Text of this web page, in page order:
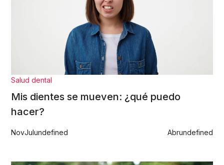
Salud dental
Mis dientes se mueven: ¿qué puedo
hacer?
NovJulundefined Abrundefined